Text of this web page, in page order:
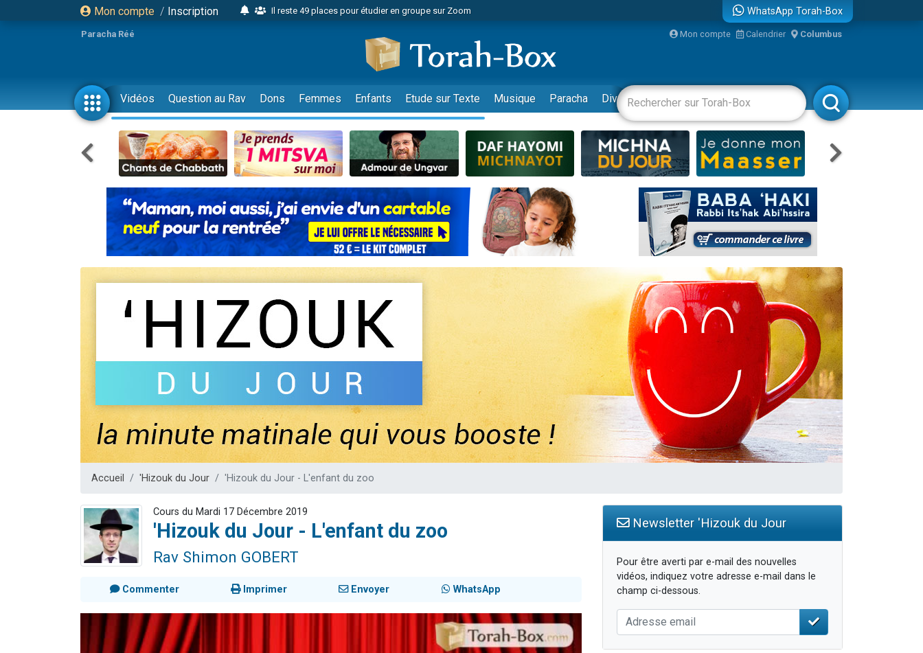
Mon compte / Inscription
Il reste 49 places pour étudier en groupe sur Zoom
2 personnes viennent de nous rejoindre sur WhatsApp
6 personnes viennent de nous rejoindre sur WhatsApp
4 personnes viennent de faire un don pour Reloger Rivka, 6 enfants, victime de violences...
17 personnes viennent de demander une bénédiction
4 personnes viennent de nous rejoindre sur WhatsApp
Il reste 49 places pour étudier en groupe sur Zoom
Eva vient de donner son Maasser
4 personnes viennent de nous rejoindre sur WhatsApp
3 personnes viennent de nous rejoindre sur WhatsApp
Odaya vient de donner son Maasser
3 personnes viennent de faire un don pour 5 jours de vacances aux Orphelins
13 personnes viennent de demander une bénédiction
30 personnes viennent de faire un don pour Sauvez la jambe de Yohan
Il reste 49 places pour étudier en groupe sur Zoom
12 nouvelles musiques dans Torah-Box Music
29 personnes viennent de demander une bénédiction
WhatsApp Torah-Box
Paracha Réé Mon compte Calendrier Columbus
Vidéos Question au Rav Dons Femmes Enfants Etude sur Texte Musique Paracha Divertissements Livres Rabbanim
Accueil 'Hizouk du Jour 'Hizouk du Jour - L'enfant du zoo
Cours du Mardi 17 Décembre 2019
'Hizouk du Jour - L'enfant du zoo
Rav Shimon GOBERT
Commenter Imprimer Envoyer WhatsApp
Newsletter 'Hizouk du Jour
Pour être averti par e-mail des nouvelles
vidéos, indiquez votre adresse e-mail dans le
champ ci-dessous.